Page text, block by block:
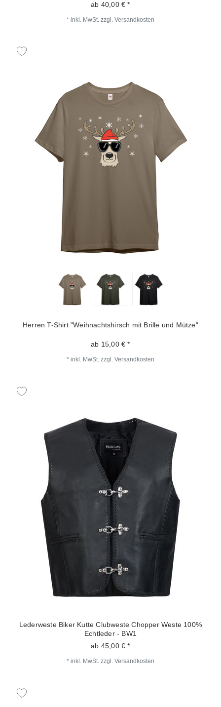
ab 40,00 € *
* inkl. MwSt. zzgl. Versandkosten
Herren T-Shirt "Weihnachtshirsch mit Brille und Mütze"
ab 15,00 € *
* inkl. MwSt. zzgl. Versandkosten
Lederweste Biker Kutte Clubweste Chopper Weste 100%
Echtleder - BW1
ab 45,00 € *
* inkl. MwSt. zzgl. Versandkosten